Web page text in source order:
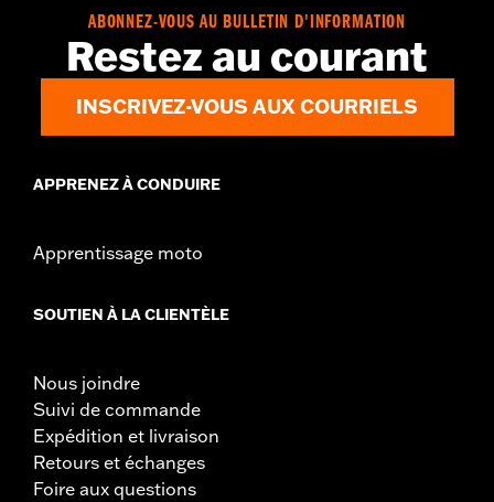
ABONNEZ-VOUS AU BULLETIN D'INFORMATION
Restez au courant
INSCRIVEZ-VOUS AUX COURRIELS
APPRENEZ À CONDUIRE
Apprentissage moto
SOUTIEN À LA CLIENTÈLE
Nous joindre
Suivi de commande
Expédition et livraison
Retours et échanges
Foire aux questions